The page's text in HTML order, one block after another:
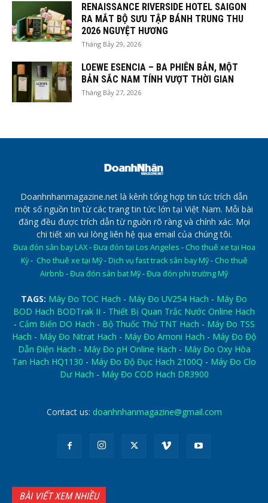
RENAISSANCE RIVERSIDE HOTEL SAIGON
RA MẮT BỘ SƯU TẬP BÁNH TRUNG THU
2026 NGUYỆT HƯƠNG
Tháng Bảy 29, 2026
LOEWE ESENCIA – BA PHIÊN BẢN, MỘT
BẢN SẮC NAM TÍNH VƯỢT THỜI GIAN
Tháng Bảy 27, 2026
Doanhnhanmagazine.net là kênh tổng hợp tin tức trích dẫn
một số nguồn tin từ các trang tin tức lớn tại Việt Nam. Mỗi bài
đăng đều được trích dẫn từ nguồn rõ ràng và chính xác. Mọi
chi tiết xin vui lòng liên hệ qua email của chúng tôi.
Đưa đón sân bay LAX-Đưa đón tại Los Angeles - Cho thuê xe tại Hoa
Kỳ- Cho thuê xe tại Mỹ- Dịch vụ fast track sân bay Mỹ- Cho thuê
Airbnb -Đưa đón sân bat Mỹ-Đưa đón phi trường Mỹ
TAGS: Máy Đo TOC Hach - Máy Đo UV254 Hach - Máy Đo
BOD Hach BODTrak II - Thiết Bị Quan Trắc Nước Online Hach
- Cảm Biến DO Hach - Bộ Thuốc Thử TNT Hach - Máy Đo TSS
Hach - Máy Đo Nitrat Hach - Máy Đo Amoni Hach - Máy Đo Độ
Dẫn Điện Hach - Máy Đo pH Online Hach - Máy Đo Oxy Hòa
Tan Hach HQ1130 - Máy Đo Độ Đục Hach 2100Q - Máy Đo Clo
Dư Hach - Máy Đo COD Hach DR3900
Contact us: doanhnhanmagazine@gmail.com
BÀI VIẾT XEM NHIỀU